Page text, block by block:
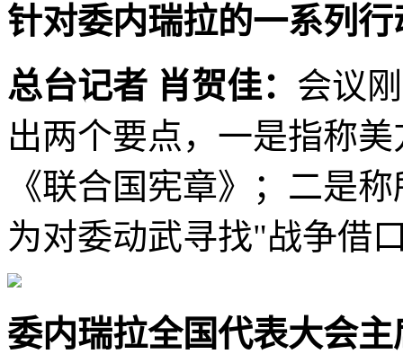
针对委内瑞拉的一系列行
总台记者 肖贺佳： 会议
出两个要点，一是指称
《联合国宪章》；二是
为对委动武寻找"战争借
委内瑞拉全国代表大会